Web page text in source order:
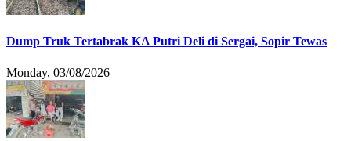
Dump Truk Tertabrak KA Putri Deli di Sergai, Sopir Tewas
Monday, 03/08/2026